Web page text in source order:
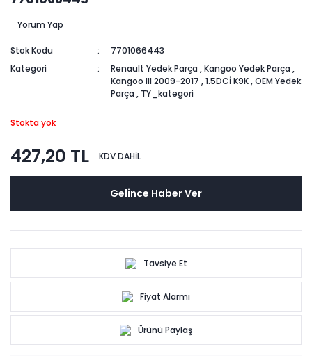
Yorum Yap
Stok Kodu
7701066443
Kategori
Renault Yedek Parça ,Kangoo Yedek Parça ,
Kangoo III 2009-2017 ,1.5DCİ K9K,OEM Yedek
Parça , TY_kategori
Stokta yok
427,20 TL KDV DAHİL
Gelince Haber Ver
Tavsiye Et
Fiyat Alarmı
Ürünü Paylaş